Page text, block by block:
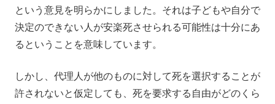
という意見を明らかにしました。それは子どもや自分で
決定のできない人が安楽死させられる可能性は十分にあ
るということを意味しています。
しかし、代理人が他のものに対して死を選択することが
許されないと仮定しても、死を要求する自由がどのくら